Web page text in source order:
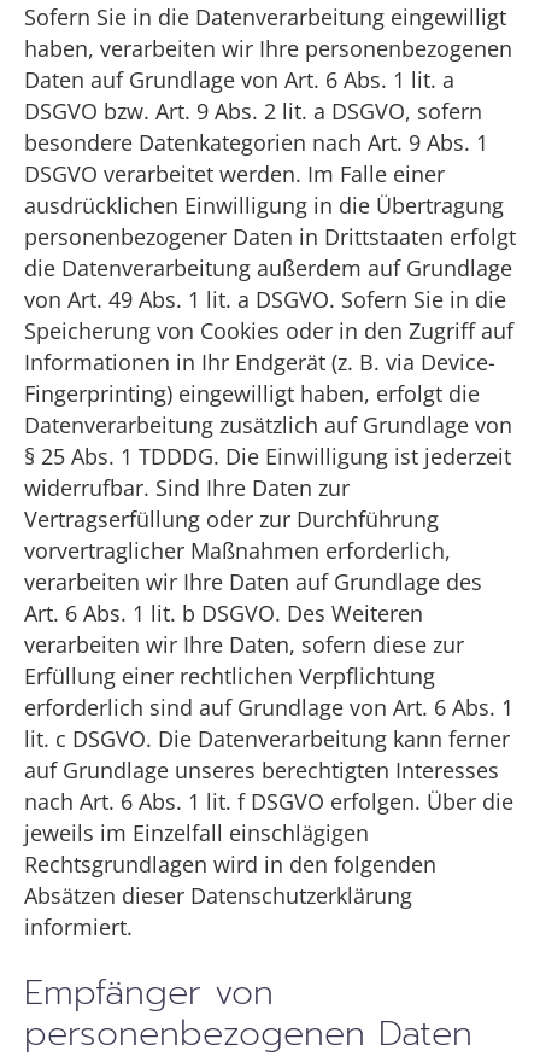
Sofern Sie in die Datenverarbeitung eingewilligt
haben, verarbeiten wir Ihre personenbezogenen
Daten auf Grundlage von Art. 6 Abs. 1 lit. a
DSGVO bzw. Art. 9 Abs. 2 lit. a DSGVO, sofern
besondere Datenkategorien nach Art. 9 Abs. 1
DSGVO verarbeitet werden. Im Falle einer
ausdrücklichen Einwilligung in die Übertragung
personenbezogener Daten in Drittstaaten erfolgt
die Datenverarbeitung außerdem auf Grundlage
von Art. 49 Abs. 1 lit. a DSGVO. Sofern Sie in die
Speicherung von Cookies oder in den Zugriff auf
Informationen in Ihr Endgerät (z. B. via Device-
Fingerprinting) eingewilligt haben, erfolgt die
Datenverarbeitung zusätzlich auf Grundlage von
§ 25 Abs. 1 TDDDG. Die Einwilligung ist jederzeit
widerrufbar. Sind Ihre Daten zur
Vertragserfüllung oder zur Durchführung
vorvertraglicher Maßnahmen erforderlich,
verarbeiten wir Ihre Daten auf Grundlage des
Art. 6 Abs. 1 lit. b DSGVO. Des Weiteren
verarbeiten wir Ihre Daten, sofern diese zur
Erfüllung einer rechtlichen Verpflichtung
erforderlich sind auf Grundlage von Art. 6 Abs. 1
lit. c DSGVO. Die Datenverarbeitung kann ferner
auf Grundlage unseres berechtigten Interesses
nach Art. 6 Abs. 1 lit. f DSGVO erfolgen. Über die
jeweils im Einzelfall einschlägigen
Rechtsgrundlagen wird in den folgenden
Absätzen dieser Datenschutzerklärung
informiert.
Empfänger von
personenbezogenen Daten